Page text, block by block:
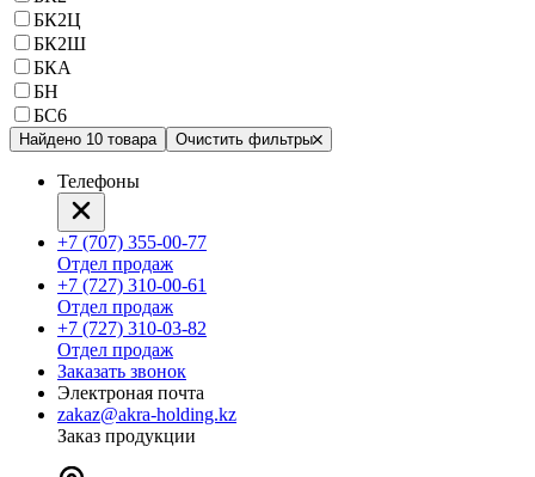
БК2Ц
БК2Ш
БКА
БН
БС6
Найдено 10 товара Очистить фильтры
Телефоны
+7 (707) 355-00-77
Отдел продаж
+7 (727) 310-00-61
Отдел продаж
+7 (727) 310-03-82
Отдел продаж
Заказать звонок
Электроная почта
zakaz@akra-holding.kz
Заказ продукции